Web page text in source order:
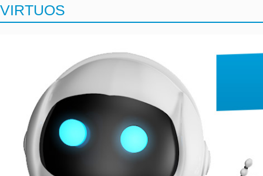
VIRTUOS